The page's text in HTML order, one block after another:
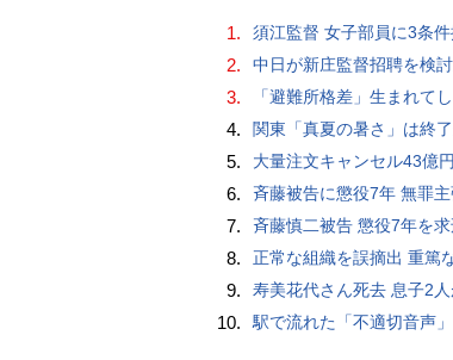
1. 須江監督 女子部員に3条
2. 中日が新庄監督招聘を検
3. 「避難所格差」生まれて
4. 関東「真夏の暑さ」は終
5. 大量注文キャンセル43億
6. 斉藤被告に懲役7年 無罪
7. 斉藤慎二被告 懲役7年を求
8. 正常な組織を誤摘出 重篤
9. 寿美花代さん死去 息子2
10. 駅で流れた「不適切音声